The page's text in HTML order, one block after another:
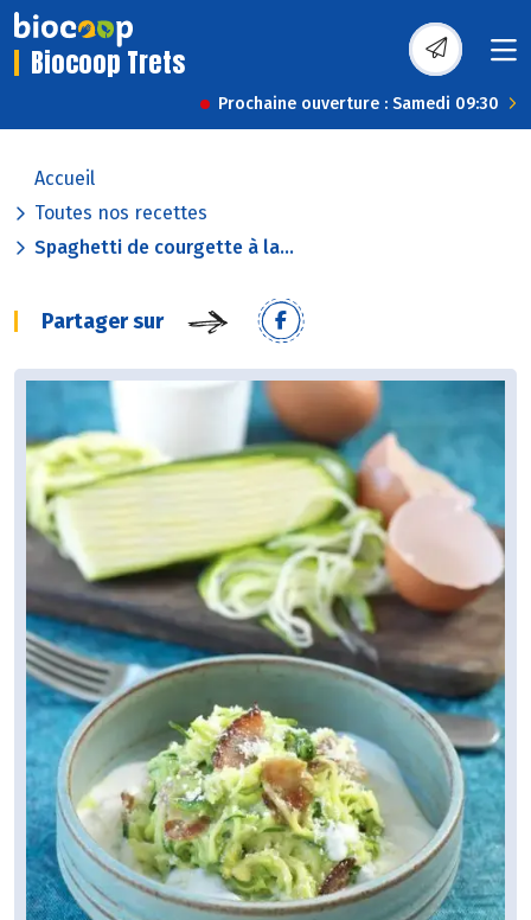
Biocoop Trets
Prochaine ouverture : Samedi 09:30
Accueil
Toutes nos recettes
Spaghetti de courgette à la...
Partager sur